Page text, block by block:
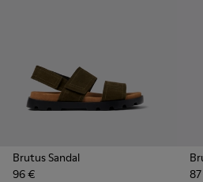
Brutus Sandal
96 €